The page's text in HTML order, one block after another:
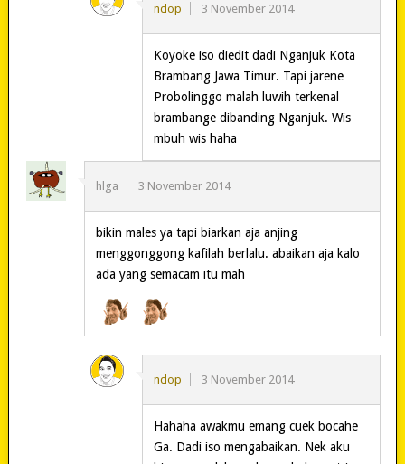
ndop 3 November 2014
Koyoke iso diedit dadi Nganjuk Kota
Brambang Jawa Timur. Tapi jarene
Probolinggo malah luwih terkenal
brambange dibanding Nganjuk. Wis
mbuh wis haha
hlga 3 November 2014
bikin males ya tapi biarkan aja anjing
menggonggong kafilah berlalu. abaikan aja kalo
ada yang semacam itu mah
ndop 3 November 2014
Hahaha awakmu emang cuek bocahe
Ga. Dadi iso mengabaikan. Nek aku